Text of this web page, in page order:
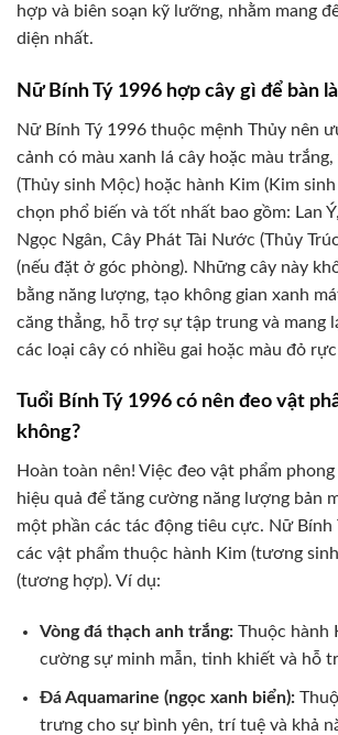
hợp và biên soạn kỹ lưỡng, nhằm mang
diện nhất.
Nữ Bính Tý 1996 hợp cây gì để bàn
Nữ Bính Tý 1996 thuộc mệnh Thủy nên
cảnh có màu xanh lá cây hoặc màu
(Thủy sinh Mộc) hoặc hành Kim (Kim
chọn phổ biến và tốt nhất bao gồm: Lan
Ngọc Ngân, Cây Phát Tài Nước (Thủy
(nếu đặt ở góc phòng). Những cây này
bằng năng lượng, tạo không gian xanh
căng thẳng, hỗ trợ sự tập trung và mang
các loại cây có nhiều gai hoặc màu đỏ
Tuổi Bính Tý 1996 có nên đeo vật
không?
Hoàn toàn nên! Việc đeo vật phẩm
hiệu quả để tăng cường năng lượng bản
một phần các tác động tiêu cực. Nữ Bính
các vật phẩm thuộc hành Kim (tương
(tương hợp). Ví dụ:
Vòng đá thạch anh trắng:Thuộc hành
cường sự minh mẫn, tinh khiết và hỗ
Đá Aquamarine (ngọc xanh biển):
trưng cho sự bình yên, trí tuệ và khả